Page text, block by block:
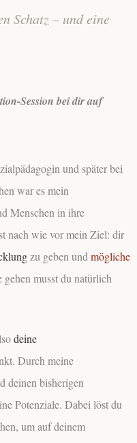
Schatz – und eine
Session bei dir auf
und später bei
war es mein
Menschen in ihre
nach wie vor mein Ziel: dir
zu geben und mögliche
musst du natürlich
deine
Durch meine
deinen bisherigen
Potenziale. Dabei löst du
um auf deinem